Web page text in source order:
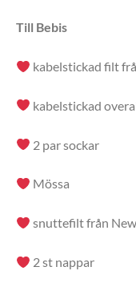
Till Bebis
kabelstickad filt
kabelstickad
2 par sockar
Mössa
snuttefilt från
2 st nappar